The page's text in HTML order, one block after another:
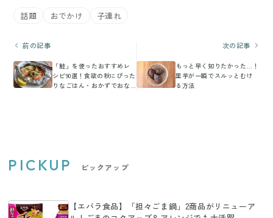
話題 おでかけ 子連れ
前の記事
「鮭」を使ったおすすめレ
シピ90選！食欲の秋にぴった
りなごはん・おかずでおな
次の記事
もっと早く知りたかった…！
里芋が一瞬でスルッとむけ
る方法
PICKUP ピックアップ
【エバラ食品】「担々ごま鍋」2商品がリニューア